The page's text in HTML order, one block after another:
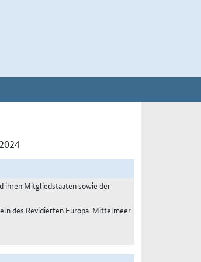
ihren Mitgliedstaaten sowie der
des Revidierten Europa-Mittelmeer-